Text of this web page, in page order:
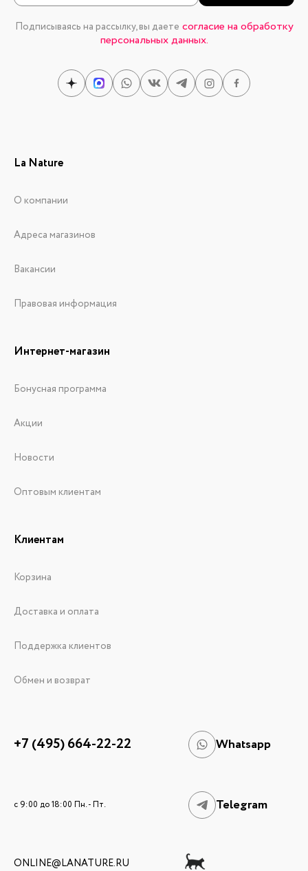
Подписываясь на рассылку, вы даете согласие на обработку
персональных данных.
La Nature
О компании
Адреса магазинов
Вакансии
Правовая информация
Интернет-магазин
Бонусная программа
Акции
Новости
Оптовым клиентам
Клиентам
Корзина
Доставка и оплата
Поддержка клиентов
Обмен и возврат
+7 (495) 664-22-22 Whatsapp
c 9:00 до 18:00 Пн. - Пт. Telegram
ONLINE@LANATURE.RU